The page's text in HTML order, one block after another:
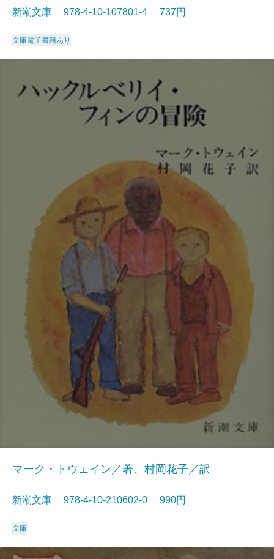
新潮文庫 978-4-10-107801-4 737円
文庫電子書籍あり
マーク・トウェイン／著、村岡花子／訳
新潮文庫 978-4-10-210602-0 990円
文庫